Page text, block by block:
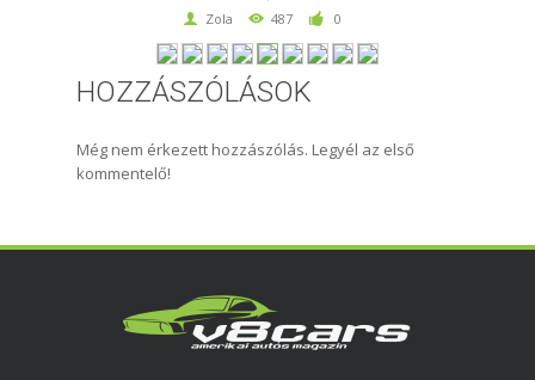
Zola 487 0
HOZZÁSZÓLÁSOK
Még nem érkezett hozzászólás. Legyél az első
kommentelő!